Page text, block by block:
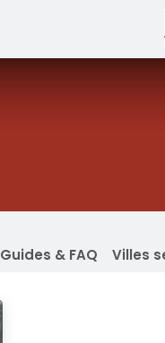
Guides & FAQ Villes